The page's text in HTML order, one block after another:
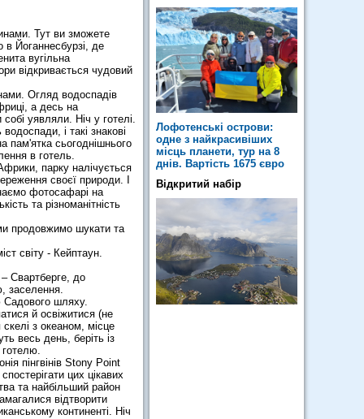
Тут ви зможете
в Йоганнесбурзі, де
вугільна
відкривається чудовий
Огляд водоспадів
а десь на
уявляли. Ніч у готелі.
і такі знакові
пам'ятка сьогоднішнього
в готель.
парку налічується
своєї природи. І
фотосафарі на
та різноманітність
продовжимо шукати та
світу - Кейптаун.
Свартберге, до
заселення.
Садового шляху.
й освіжитися (не
з океаном, місце
весь день, беріть із
готелю.
пінгвінів Stony Point
цих цікавих
та найбільший район
відтворити
континенті. Ніч
Лофотенські острови:
одне з найкрасивіших
місць планети, тур на 8
днів. Вартість 1675 євро
Відкритий набір